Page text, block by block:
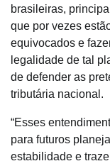
brasileiras,
que por vezes
equivocados e
legalidade de tal
de defender as
tributária nacional.
“Esses
para futuros
estabilidade e